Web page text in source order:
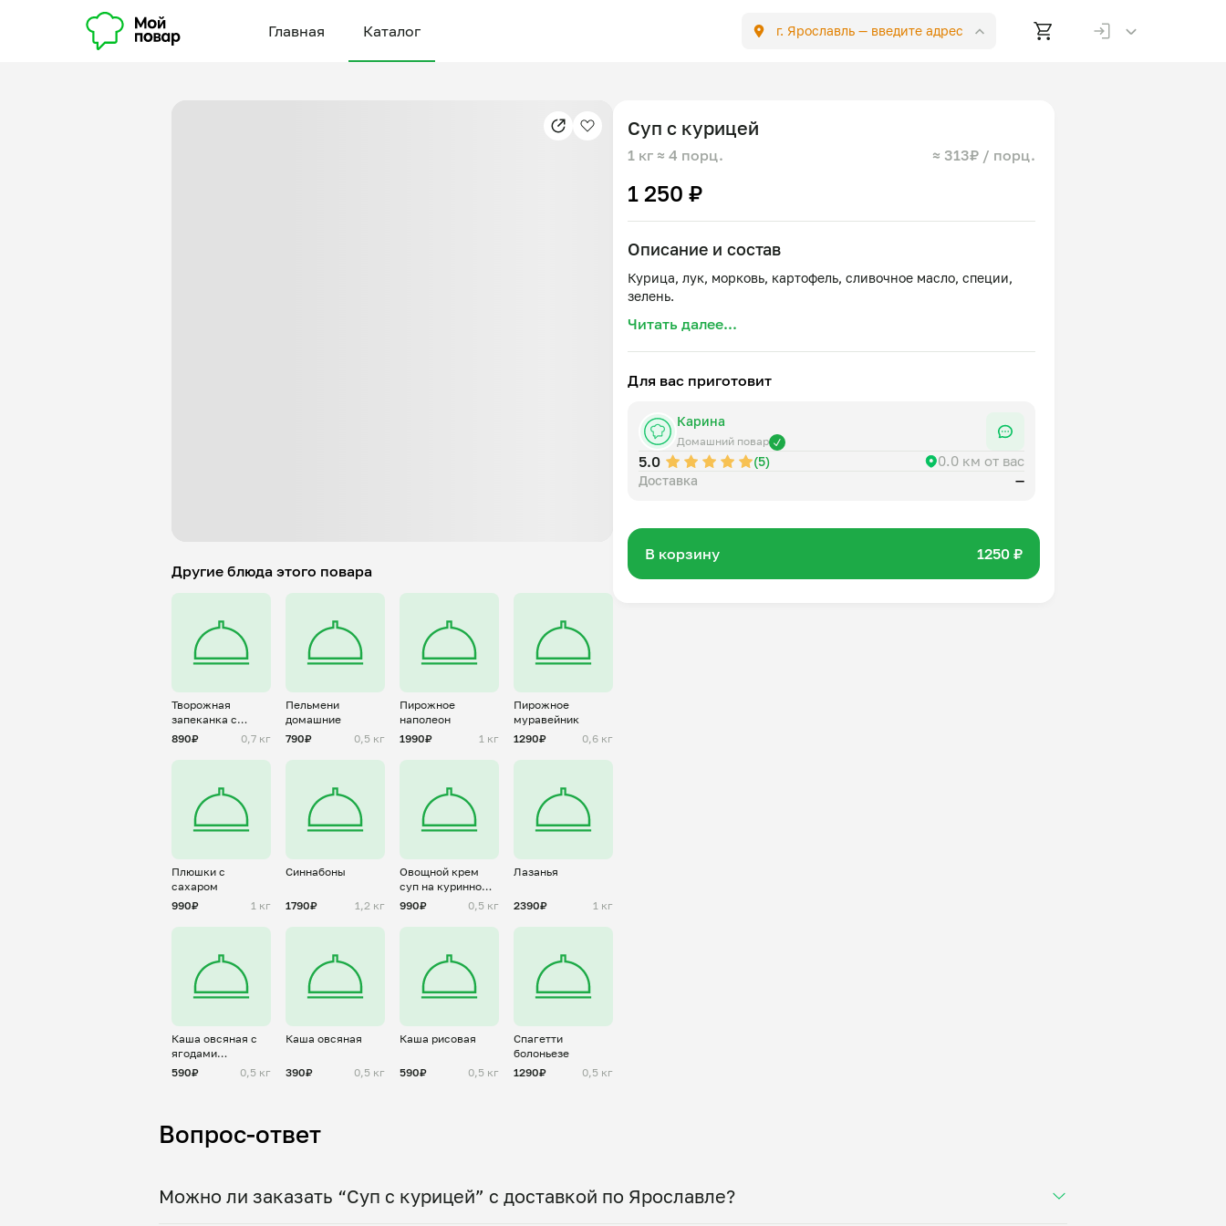
Главная Каталог г. Ярославль — введите адрес
Другие блюда этого повара
Творожная
запеканка с
изюмом
890₽ 0,7 кг
Пельмени
домашние
790₽
0,5 кг
Пирожное
наполеон
1990₽
1 кг
Пирожное
муравейник
1290₽
0,6 кг
Плюшки с
сахаром
990₽
1 кг
Синнабоны
1790₽ 1,2 кг
Овощной крем
суп на куринном
бульоне
990₽ 0,5 кг
Лазанья
2390₽ 1 кг
Каша овсяная с
ягодами
(сухафруктами)
590₽ 0,5 кг
Каша овсяная
390₽ 0,5 кг
Каша рисовая
590₽ 0,5 кг
Спагетти
болоньезе
1290₽
0,5 кг
Суп с курицей
1 кг ≈ 4 порц. ≈ 313₽ / порц.
1 250 ₽
Описание и состав
Курица, лук, морковь, картофель, сливочное масло, специи,
Читать далее...
Для вас приготовит
Карина
Домашний повар
5.0 (5) 0.0 км от вас
Доставка —
В корзину 1250 ₽
Вопрос-ответ
Можно ли заказать “Суп с курицей” с доставкой по Ярославле?